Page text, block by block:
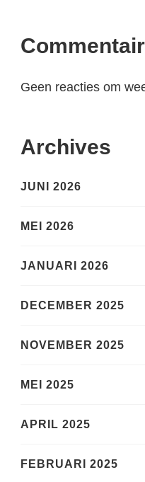
Geen reacties om
Archives
JUNI 2026
MEI 2026
JANUARI 2026
DECEMBER 2025
NOVEMBER 2025
MEI 2025
APRIL 2025
FEBRUARI 2025